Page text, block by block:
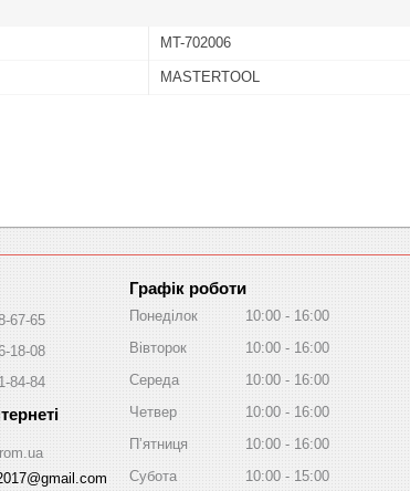
MT-702006
MASTERTOOL
67-65
18-08
84-84
Графік роботи
Понеділок 10:00
16:00
Вівторок
10:00
16:00
Середа
10:00
16:00
Четвер
10:00
16:00
Пʼятниця
10:00
16:00
Субота
10:00
15:00